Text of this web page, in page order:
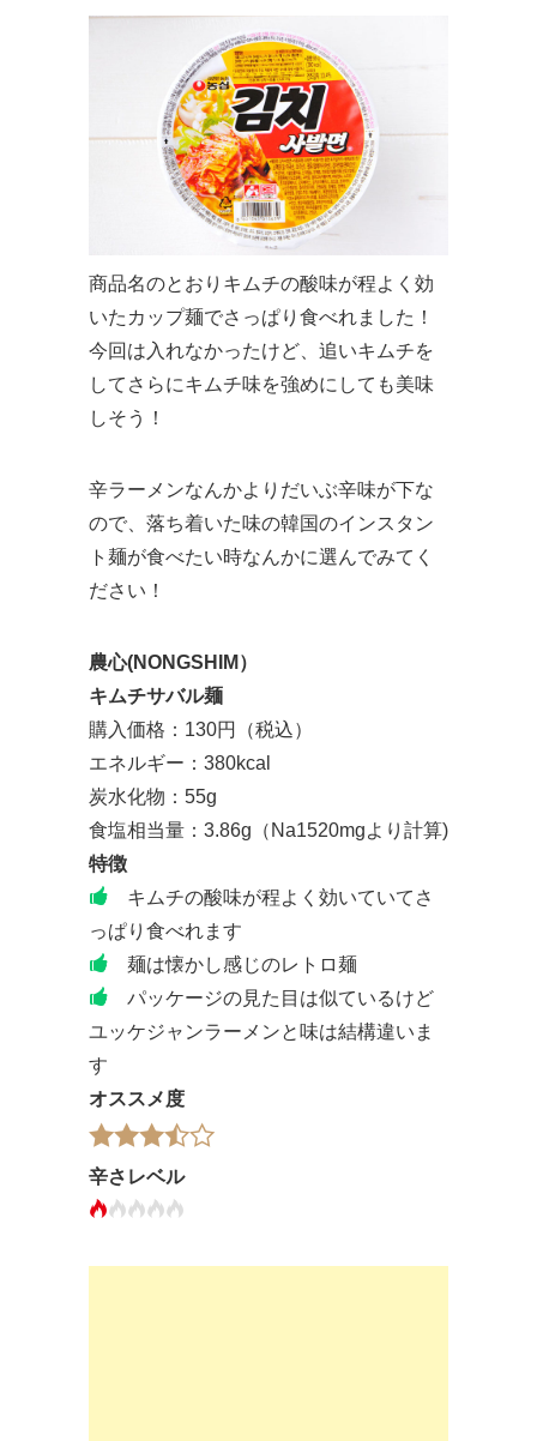
商品名のとおりキムチの酸味が程よく効
いたカップ麺でさっぱり食べれました！
今回は入れなかったけど、追いキムチを
してさらにキムチ味を強めにしても美味
しそう！
辛ラーメンなんかよりだいぶ辛味が下な
ので、落ち着いた味の韓国のインスタン
ト麺が食べたい時なんかに選んでみてく
ださい！
農心(NONGSHIM）
キムチサバル麺
購入価格：130円（税込）
エネルギー：380kcal
炭水化物：55g
食塩相当量：3.86g（Na1520mgより計算)
特徴
キムチの酸味が程よく効いていてさ
っぱり食べれます
麺は懐かし感じのレトロ麺
パッケージの見た目は似ているけど
ユッケジャンラーメンと味は結構違いま
す
オススメ度
辛さレベル